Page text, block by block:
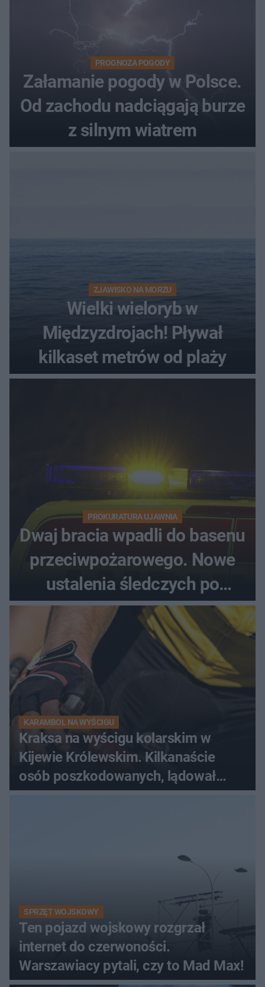
PROGNOZA POGODY
Załamanie pogody w Polsce.
Od zachodu nadciągają burze
z silnym wiatrem
ZJAWISKO NA MORZU
Wielki wieloryb w
Międzyzdrojach! Pływał
kilkaset metrów od plaży
PROKURATURA UJAWNIA
Dwaj bracia wpadli do basenu
przeciwpożarowego. Nowe
ustalenia śledczych po
dramatycznej akcji
KARAMBOL NA WYŚCIGU
Kraksa na wyścigu kolarskim w
Kijewie Królewskim. Kilkanaście
osób poszkodowanych, lądował
śmigłowiec LPR
SPRZĘT WOJSKOWY
Ten pojazd wojskowy rozgrzał
internet do czerwoności.
Warszawiacy pytali, czy to Mad Max!